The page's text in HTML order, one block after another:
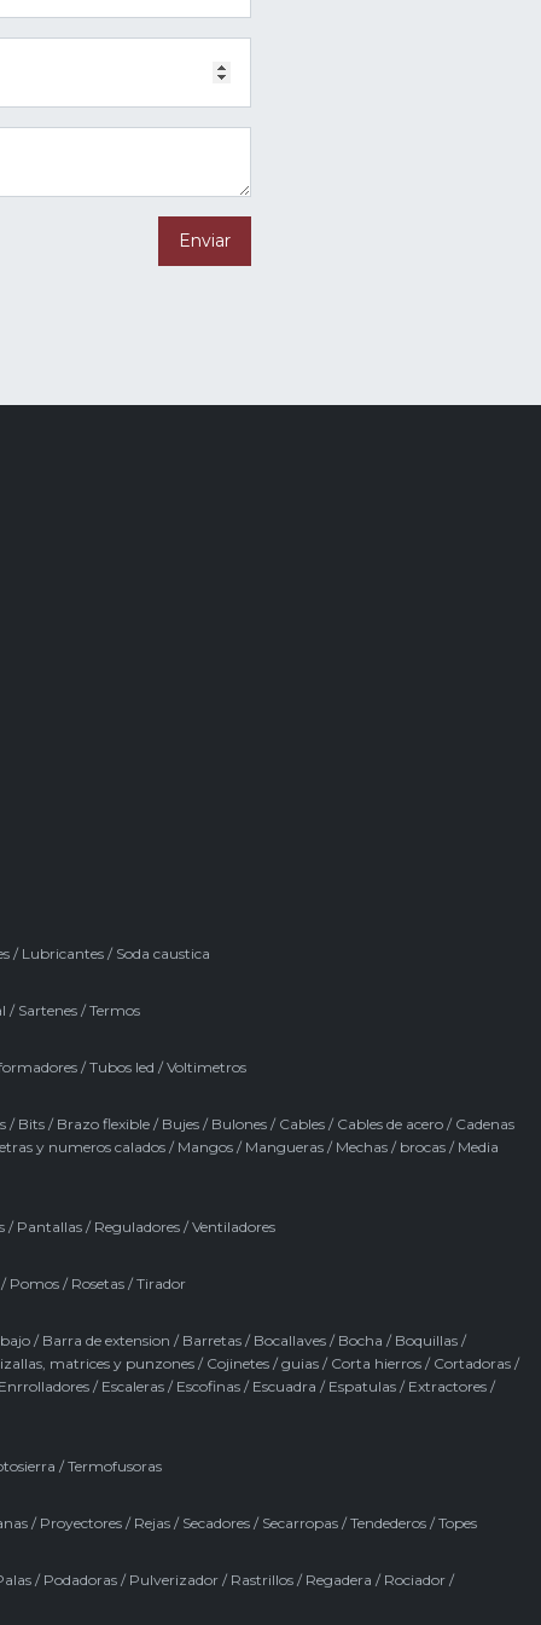
Enviar
/ Lubricantes / Soda caustica
/ Sartenes /Termos
/Tubos led /Voltimetros
/ Bits / Brazo flexible / Bujes / Bulones / Cables / Cables de acero / Cadenas
y numeros calados / Mangos / Mangueras / Mechas / brocas / Media
/ Pantallas / Reguladores /Ventiladores
/ Pomos / Rosetas /Tirador
/ Barra de extension / Barretas / Bocallaves / Bocha / Boquillas /
matrices y punzones / Cojinetes / guias / Corta hierros / Cortadoras /
Enrrolladores / Escaleras / Escofinas / Escuadra / Espatulas / Extractores /
/Termofusoras
/ Proyectores / Rejas / Secadores / Secarropas /Tendederos /Topes
/ Podadoras / Pulverizador / Rastrillos / Regadera / Rociador /